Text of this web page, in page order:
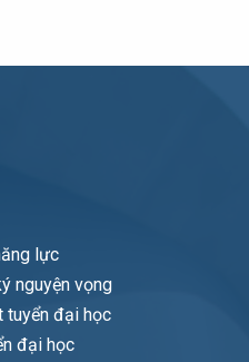
lực
nguyện vọng
tuyển đại học
đại học